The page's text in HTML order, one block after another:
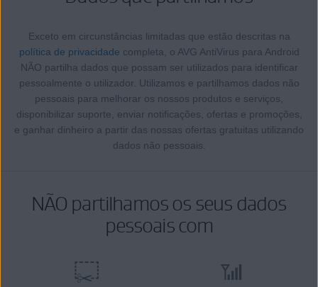
Exceto em circunstâncias limitadas que estão descritas na
política de privacidade completa, o AVG AntiVirus para Android
NÃO partilha dados que possam ser utilizados para identificar
pessoalmente o utilizador. Utilizamos e partilhamos dados não
pessoais para melhorar os nossos produtos e serviços,
disponibilizar suporte, enviar notificações, ofertas e promoções,
e ganhar dinheiro a partir das nossas ofertas gratuitas utilizando
dados não pessoais.
NÃO partilhamos os seus dados
pessoais com